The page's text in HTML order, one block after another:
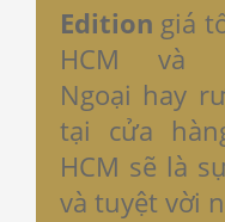
Edition giá
HCM và
Ngoại hay
tại cửa
HCM sẽ là
và tuyệt vời